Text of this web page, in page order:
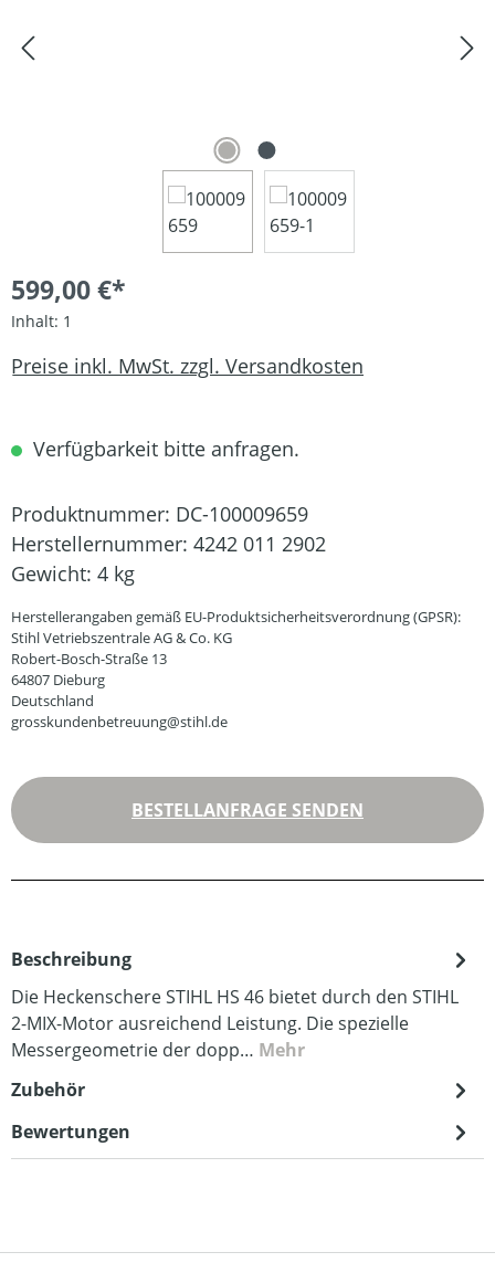
599,00 €*
Inhalt: 1
Preise inkl. MwSt. zzgl. Versandkosten
Verfügbarkeit bitte anfragen.
Produktnummer: DC-100009659
Herstellernummer: 4242 011 2902
Gewicht: 4 kg
Herstellerangaben gemäß EU-Produktsicherheitsverordnung (GPSR):
Stihl Vetriebszentrale AG & Co. KG
Robert-Bosch-Straße 13
64807 Dieburg
Deutschland
grosskundenbetreuung@stihl.de
BESTELLANFRAGE SENDEN
Beschreibung
Die Heckenschere STIHL HS 46 bietet durch den STIHL
2-MIX-Motor ausreichend Leistung. Die spezielle
Messergeometrie der dopp… Mehr
Zubehör
Bewertungen